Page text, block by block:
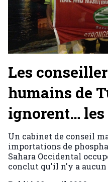
Les
humains de
ignorent…
Un cabinet de conseil
importations de
Sahara Occidental
conclut qu'il n'y a aucun